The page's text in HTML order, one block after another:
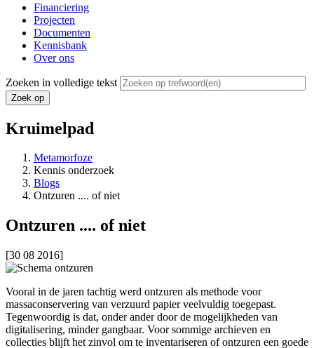
Financiering
Projecten
Documenten
Kennisbank
Over ons
Zoeken in volledige tekst
Kruimelpad
Metamorfoze
Kennis onderzoek
Blogs
Ontzuren .... of niet
Ontzuren .... of niet
[30 08 2016]
Vooral in de jaren tachtig werd ontzuren als methode voor
massaconservering van verzuurd papier veelvuldig toegepast.
Tegenwoordig is dat, onder ander door de mogelijkheden van
digitalisering, minder gangbaar. Voor sommige archieven en
collecties blijft het zinvol om te inventariseren of ontzuren een goede